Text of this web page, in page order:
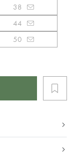
38
44
50